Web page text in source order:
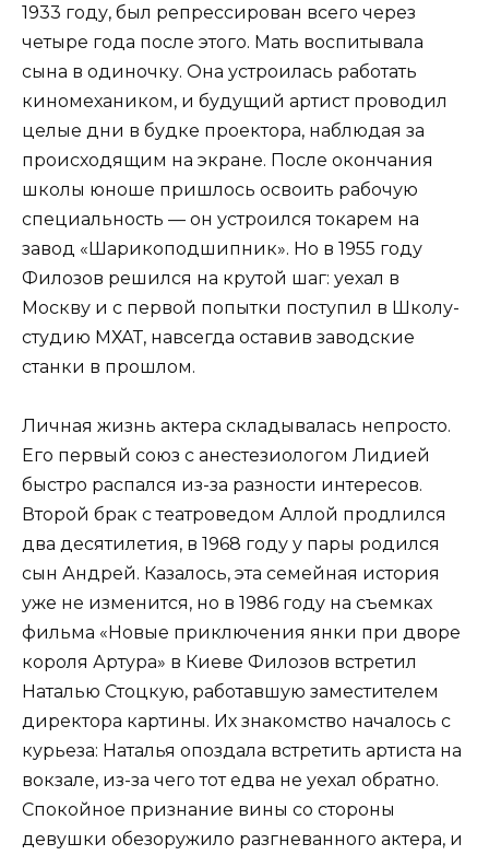
1933 году, был репрессирован всего через
четыре года после этого. Мать воспитывала
сына в одиночку. Она устроилась работать
киномехаником, и будущий артист проводил
целые дни в будке проектора, наблюдая за
происходящим на экране. После окончания
школы юноше пришлось освоить рабочую
специальность — он устроился токарем на
завод «Шарикоподшипник». Но в 1955 году
Филозов решился на крутой шаг: уехал в
Москву и с первой попытки поступил в Школу-
студию МХАТ, навсегда оставив заводские
станки в прошлом.
Личная жизнь актера складывалась непросто.
Его первый союз с анестезиологом Лидией
быстро распался из-за разности интересов.
Второй брак с театроведом Аллой продлился
два десятилетия, в 1968 году у пары родился
сын Андрей. Казалось, эта семейная история
уже не изменится, но в 1986 году на съемках
фильма «Новые приключения янки при дворе
короля Артура» в Киеве Филозов встретил
Наталью Стоцкую, работавшую заместителем
директора картины. Их знакомство началось с
курьеза: Наталья опоздала встретить артиста на
вокзале, из-за чего тот едва не уехал обратно.
Спокойное признание вины со стороны
девушки обезоружило разгневанного актера, и